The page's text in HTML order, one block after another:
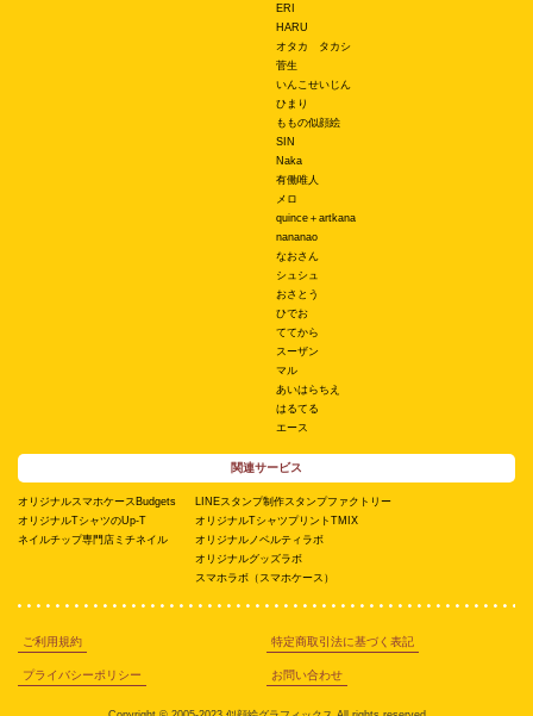
ERI
HARU
オタカ タカシ
菅生
いんこせいじん
ひまり
ももの似顔絵
SIN
Naka
有働唯人
メロ
quince＋artkana
nananao
なおさん
シュシュ
おさとう
ひでお
ててから
スーザン
マル
あいはらちえ
はるてる
エース
関連サービス
オリジナルスマホケースBudgets
オリジナルTシャツのUp-T
ネイルチップ専門店ミチネイル
LINEスタンプ制作スタンプファクトリー
オリジナルTシャツプリントTMIX
オリジナルノベルティラボ
オリジナルグッズラボ
スマホラボ（スマホケース）
ご利用規約 特定商取引法に基づく表記
プライバシーポリシー お問い合わせ